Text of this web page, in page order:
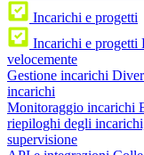
Incarichi e progetti
Incarichi e progetti
velocemente
Gestione incarichi
incarichi
Monitoraggio incarichi
riepiloghi degli
supervisione